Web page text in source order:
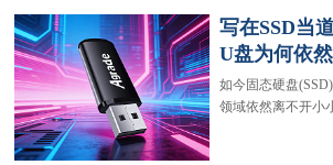
写在SSD当
U盘为何依
如今固态硬盘
领域依然离不开小